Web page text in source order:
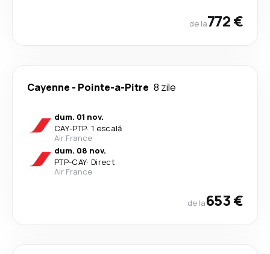
de la772 €
Cayenne - Pointe-a-Pitre 8 zile
dum. 01 nov.
CAY-PTP· 1 escală
Air France
dum. 08 nov.
PTP-CAY· Direct
Air France
de la653 €